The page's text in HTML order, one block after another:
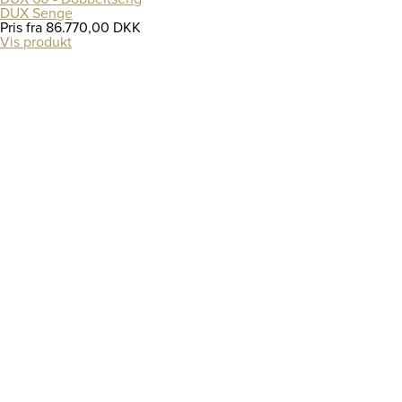
DUX Senge
Pris fra 86.770,00 DKK
Vis produkt